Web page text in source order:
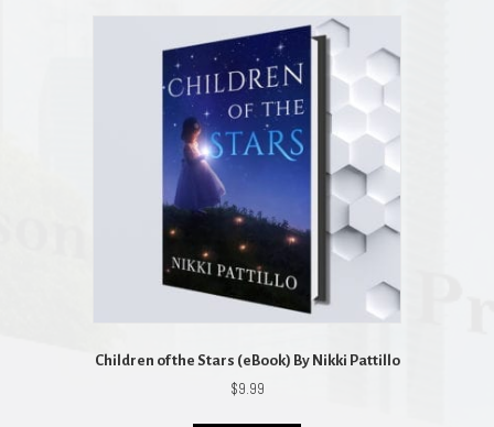
Children of the Stars (eBook) By Nikki Pattillo
$9.99